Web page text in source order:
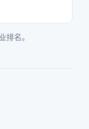
排名。